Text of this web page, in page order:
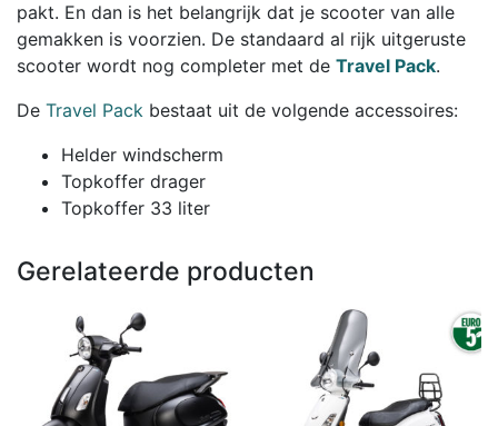
pakt. En dan is het belangrijk dat je scooter van alle
gemakken is voorzien. De standaard al rijk uitgeruste
scooter wordt nog completer met de Travel Pack.
De Travel Pack bestaat uit de volgende accessoires:
Helder windscherm
Topkoffer drager
Topkoffer 33 liter
Gerelateerde producten